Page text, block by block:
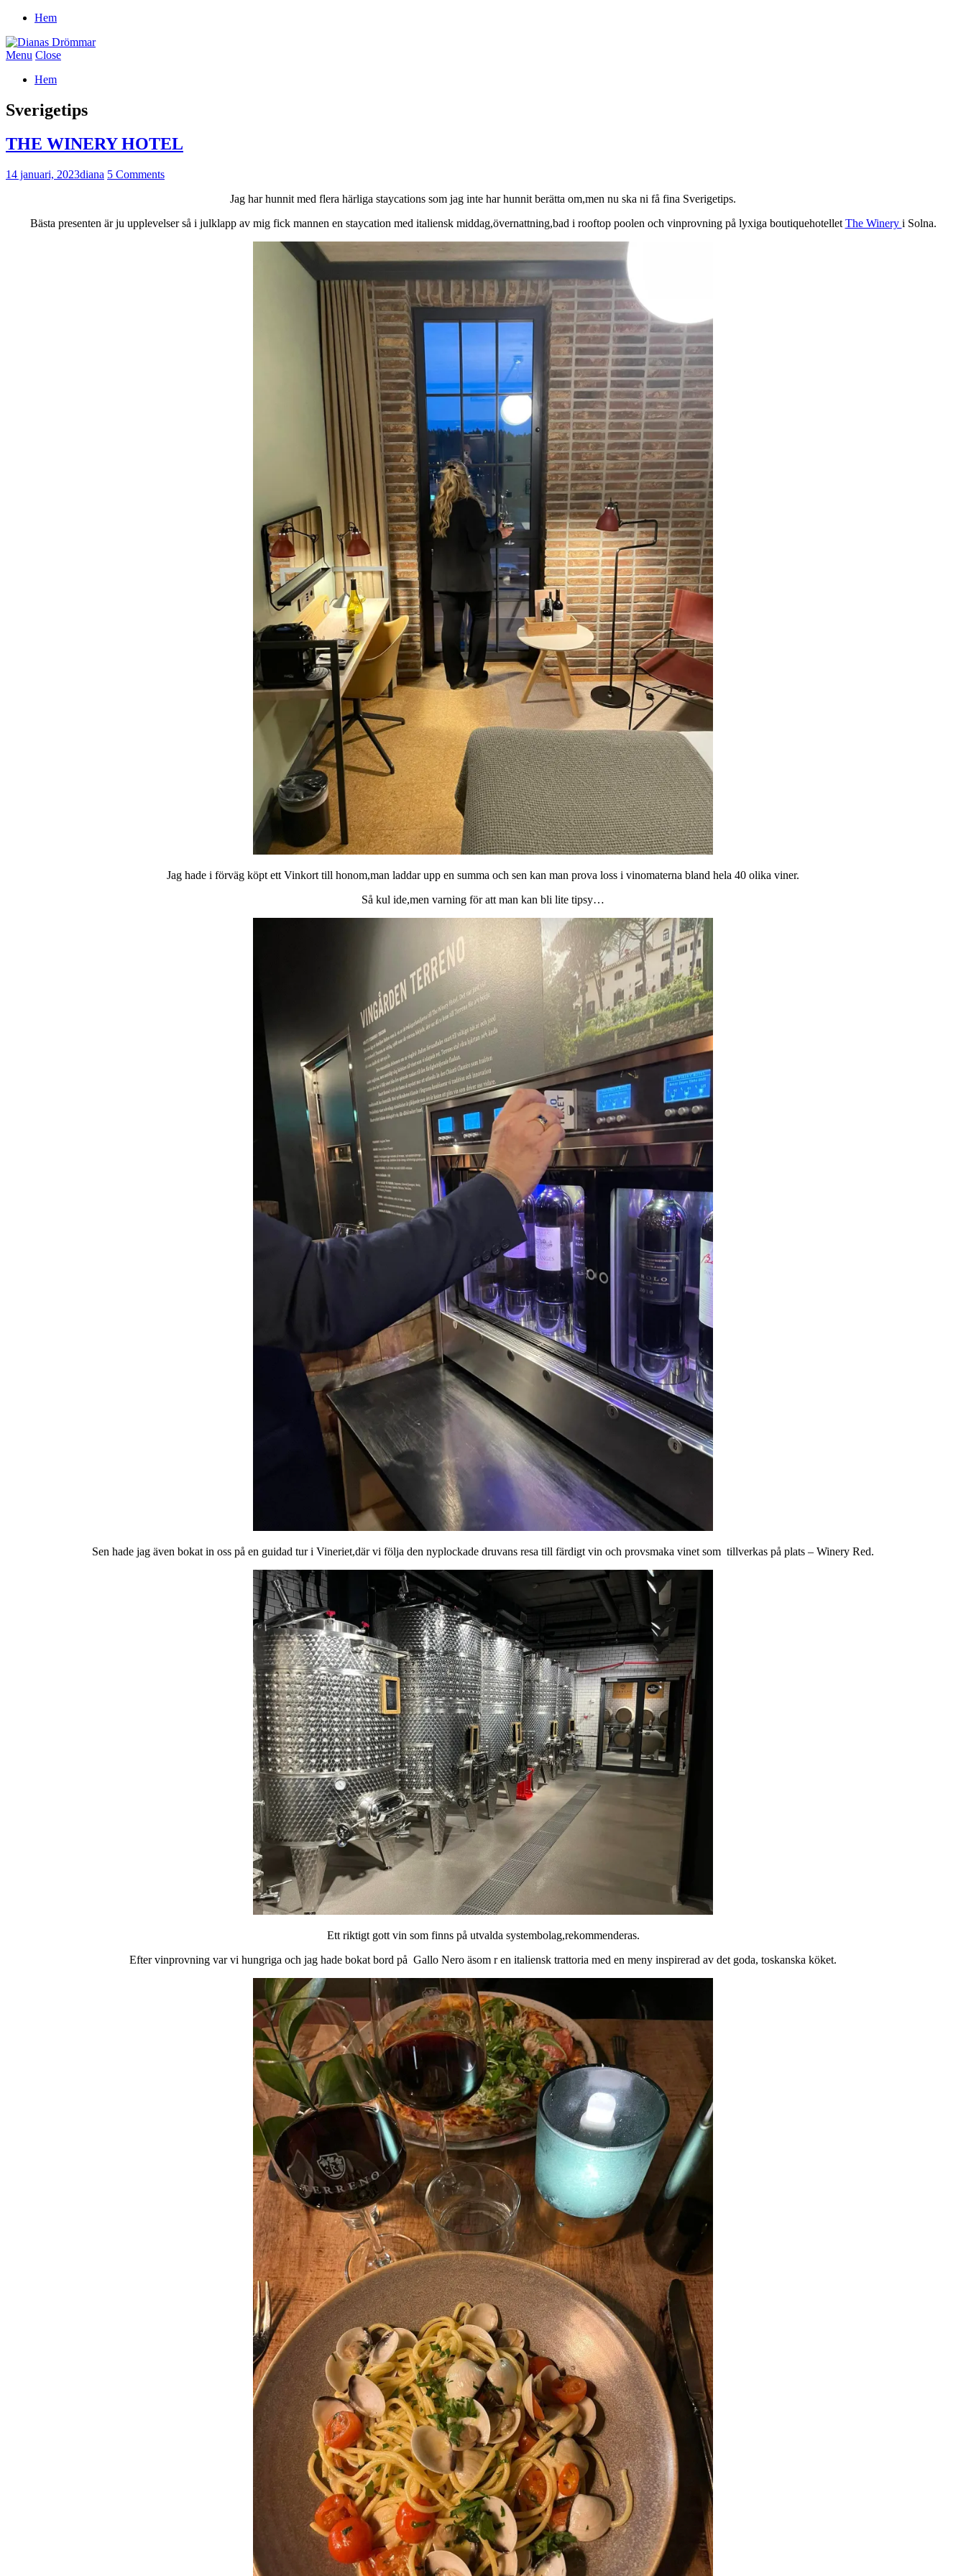
Hem
Menu Close
Hem
Sverigetips
THE WINERY HOTEL
14 januari, 2023diana 5 Comments
Jag har hunnit med flera härliga staycations som jag inte har hunnit berätta om,men nu ska ni få fina Sverigetips.
Bästa presenten är ju upplevelser så i julklapp av mig fick mannen en staycation med italiensk middag,övernattning,bad i rooftop poolen och vinprovning på lyxiga boutiquehotellet The Winery i Solna.
Jag hade i förväg köpt ett Vinkort till honom,man laddar upp en summa och sen kan man prova loss i vinomaterna bland hela 40 olika viner.
Så kul ide,men varning för att man kan bli lite tipsy…
Sen hade jag även bokat in oss på en guidad tur i Vineriet,där vi följa den nyplockade druvans resa till färdigt vin och provsmaka vinet som tillverkas på plats – Winery Red.
Ett riktigt gott vin som finns på utvalda systembolag,rekommenderas.
Efter vinprovning var vi hungriga och jag hade bokat bord på Gallo Nero äsom r en italiensk trattoria med en meny inspirerad av det goda, toskanska köket.